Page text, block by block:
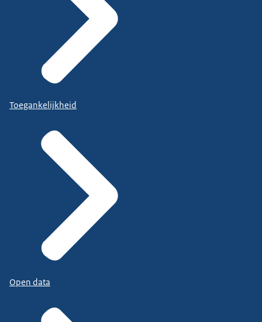
Toegankelijkheid
Open data